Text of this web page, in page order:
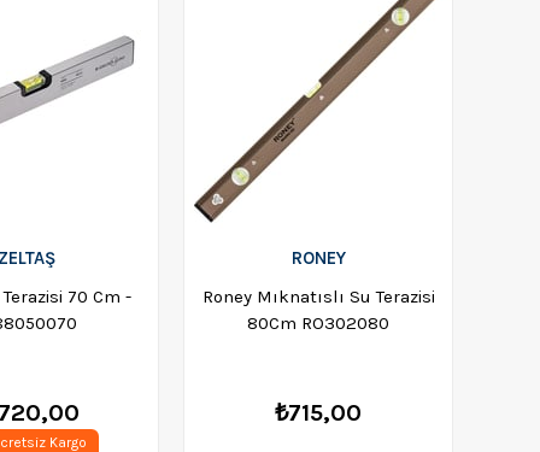
70 Cm -
Kargo
RONEY
Roney Mıknatıslı Su Terazisi
80Cm RO302080
₺715,00